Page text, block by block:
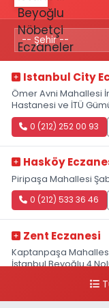
Istanbul City
Ömer Avni Mahallesi
Hastanesi ve İTÜ
0 (212) 252 00 93
Hasköy
Piripaşa Mahallesi
0 (212) 533 36 46
Zent Eczanesi
Kaptanpaşa
İstanbul Beyoğlu 4
0 (212) 297 96 92